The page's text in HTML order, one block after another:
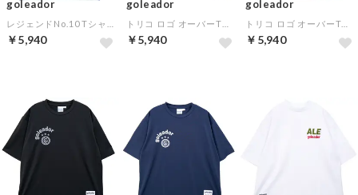
goleador
￥5,940
goleador
￥5,940
goleador
￥5,940